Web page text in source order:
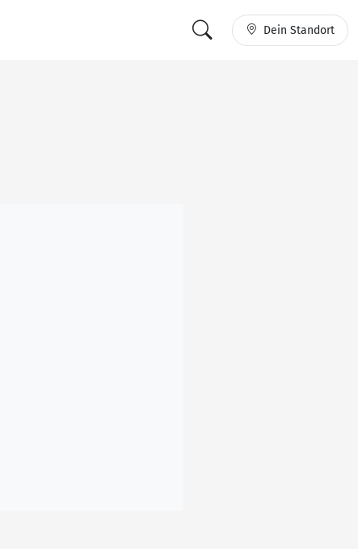
Dein Standort